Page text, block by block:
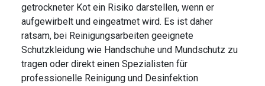
getrockneter Kot ein Risiko darstellen, wenn er
aufgewirbelt und eingeatmet wird. Es ist daher
ratsam, bei Reinigungsarbeiten geeignete
Schutzkleidung wie Handschuhe und Mundschutz zu
tragen oder direkt einen Spezialisten für
professionelle Reinigung und Desinfektion